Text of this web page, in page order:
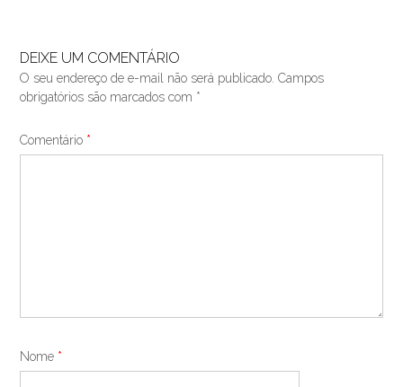
DEIXE UM COMENTÁRIO
O seu endereço de e-mail não será publicado. Campos
obrigatórios são marcados com *
Comentário *
Nome *